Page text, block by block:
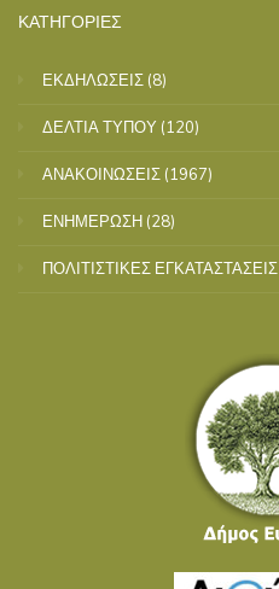
ΚΑΤΗΓΟΡΙΕΣ
ΕΚΔΗΛΩΣΕΙΣ (8)
ΔΕΛΤΙΑ ΤΥΠΟΥ (120)
ΑΝΑΚΟΙΝΩΣΕΙΣ (1967)
ΕΝΗΜΕΡΩΣΗ (28)
ΠΟΛΙΤΙΣΤΙΚΕΣ ΕΓΚΑΤΑΣΤΑΣΕΙΣ